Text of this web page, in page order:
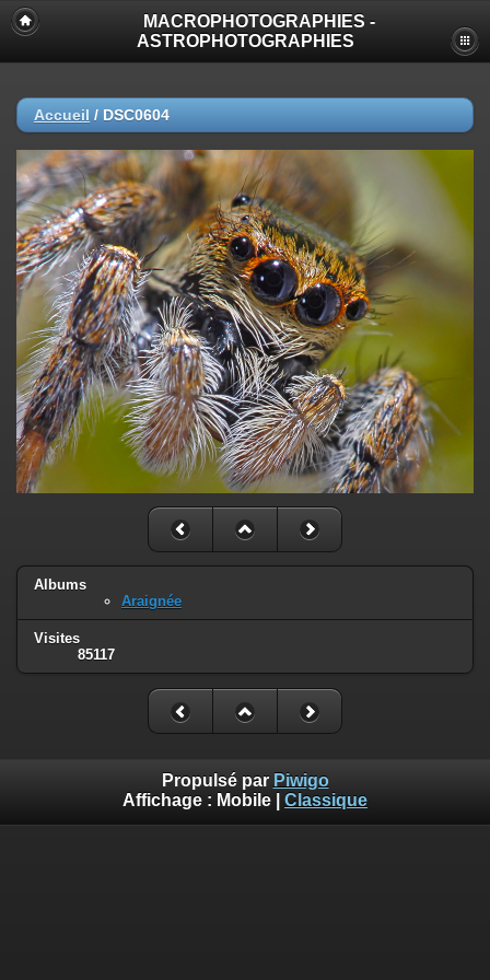
MACROPHOTOGRAPHIES -
ASTROPHOTOGRAPHIES
Accueil / DSC0604
Albums
Araignée
Visites
85117
Propulsé par Piwigo
Affichage : Mobile Classique